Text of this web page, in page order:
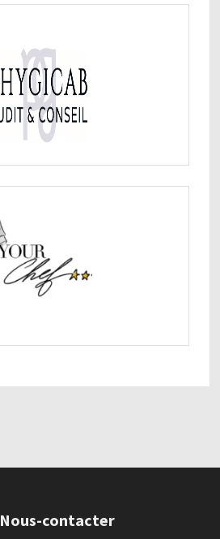
Nous-contacter